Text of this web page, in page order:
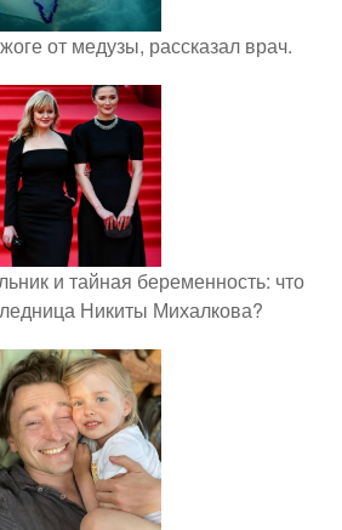
от медузы, рассказал врач.
и тайная беременность: что
Никиты Михалкова?